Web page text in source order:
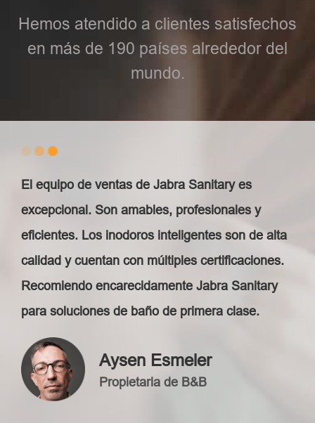
Hemos atendido a clientes satisfechos
en más de 190 países alrededor del
mundo.
El equipo de ventas de Jabra Sanitary es
excepcional. Son amables, profesionales y
eficientes. Los inodoros inteligentes son de alta
calidad y cuentan con múltiples certificaciones.
Recomiendo encarecidamente Jabra Sanitary
para soluciones de baño de primera clase.
Aysen Esmeler
Propietaria de B&B